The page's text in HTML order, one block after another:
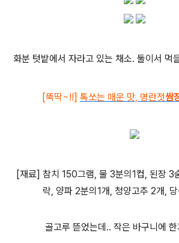
화분 텃밭에서 자라고 있는 채소. 둘이서 먹
[뚝딱~!!] 톡쏘는 매운 맛, 명란젓쌈
[재료] 참치 150그램, 물 3분의1컵, 된장 3
락, 양파 2분의1개, 청양고추 2개,
골고루 뜯었는데.. 작은 바구니에